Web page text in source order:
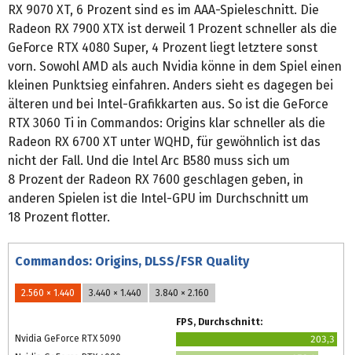
RX 9070 XT, 6 Prozent sind es im AAA-Spieleschnitt. Die
Radeon RX 7900 XTX ist derweil 1 Prozent schneller als die
GeForce RTX 4080 Super, 4 Prozent liegt letztere sonst
vorn. Sowohl AMD als auch Nvidia könne in dem Spiel einen
kleinen Punktsieg einfahren. Anders sieht es dagegen bei
älteren und bei Intel-Grafikkarten aus. So ist die GeForce
RTX 3060 Ti in Commandos: Origins klar schneller als die
Radeon RX 6700 XT unter WQHD, für gewöhnlich ist das
nicht der Fall. Und die Intel Arc B580 muss sich um
8 Prozent der Radeon RX 7600 geschlagen geben, in
anderen Spielen ist die Intel-GPU im Durchschnitt um
18 Prozent flotter.
Commandos: Origins, DLSS/FSR Quality
2.560 × 1.440 3.440 × 1.440 3.840 × 2.160
FPS, Durchschnitt:
Nvidia GeForce RTX 5090
203,3